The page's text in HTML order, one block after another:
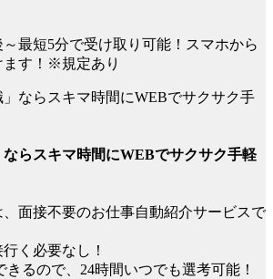
最短5分で受け取り可能！スマホから
ます！※規定あり
らスキマ時間にWEBでサクサク手軽
、面接不要のお仕事自動紹介サービスで
く必要なし！
きるので、24時間いつでも選考可能！